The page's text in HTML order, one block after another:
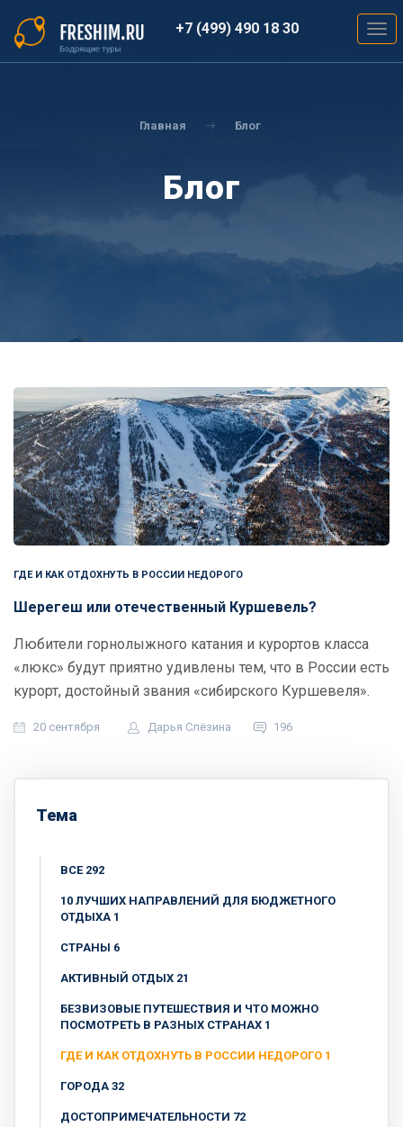
основному
содержанию
+7 (499) 490 18 30
Главная Блог
Блог
ГДЕ И КАК ОТДОХНУТЬ В РОССИИ НЕДОРОГО
Шерегеш или отечественный Куршевель?
Любители горнолыжного катания и курортов класса
«люкс» будут приятно удивлены тем, что в России есть
курорт, достойный звания «сибирского Куршевеля».
20 сентября Дарья Слёзина 196
Тема
ВСЕ 292
10 ЛУЧШИХ НАПРАВЛЕНИЙ ДЛЯ БЮДЖЕТНОГО
ОТДЫХА 1
CТРАНЫ 6
АКТИВНЫЙ ОТДЫХ 21
БЕЗВИЗОВЫЕ ПУТЕШЕСТВИЯ И ЧТО МОЖНО
ПОСМОТРЕТЬ В РАЗНЫХ СТРАНАХ 1
ГДЕ И КАК ОТДОХНУТЬ В РОССИИ НЕДОРОГО 1
ГОРОДА 32
ДОСТОПРИМЕЧАТЕЛЬНОСТИ 72